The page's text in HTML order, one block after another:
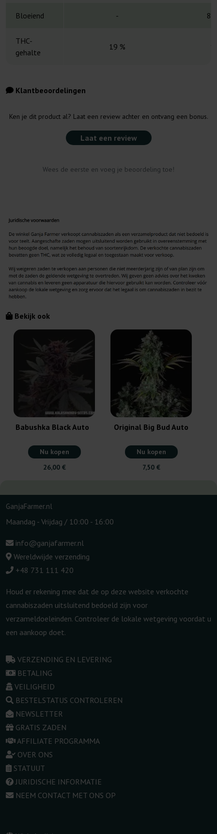
Bloeiend - 8-
THC-
gehalte
19 %
Klantbeoordelingen
Ken je dit product al? Laat een review achter en ontvang een bonus.
Laat een review
Wees de eerste en voeg je beoordeling toe!
Bekijk ook
Babushka Black Auto
Nu kopen
26,00 €
Original Big Bud Auto
Nu kopen
7,50 €
GanjaFarmer.nl
Maandag - Vrijdag / 10:00 - 16:00
info@ganjafarmer.nl
Wereldwijde verzending
+48 731 111 420
Houd er rekening mee dat de op deze website verkochte
cannabiszaden uitsluitend bedoeld zijn voor
verzameldoeleinden. Controleer de lokale wetgeving voordat u
een aankoop doet.
VERZENDING EN LEVERING
BETALING
VEILIGHEID
BESTELSTATUS CONTROLEREN
NEWSLETTER
GRATIS ZADEN
AFFILIATE PROGRAMMA
OVER ONS
STATUUT
JURIDISCHE INFORMATIE
NEEM CONTACT MET ONS OP